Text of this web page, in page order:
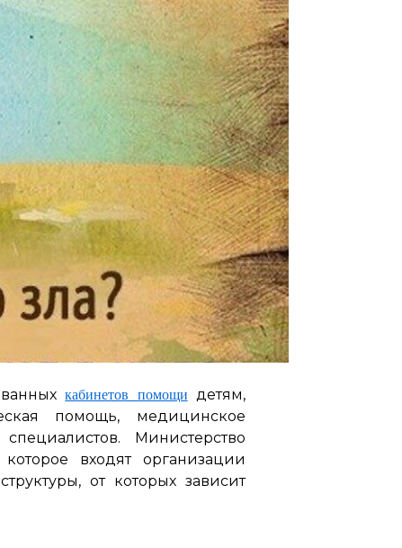
кабинетов помощи детям,
помощь, медицинское
Министерство
входят организации
от которых зависит